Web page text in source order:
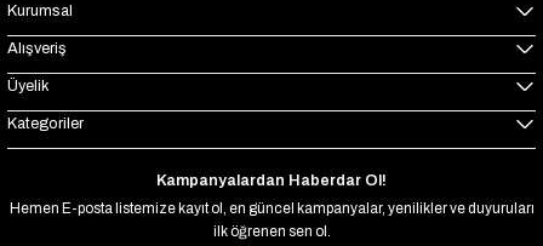
Kurumsal
Alışveriş
Üyelik
Kategoriler
Kampanyalardan Haberdar Ol!
Hemen E-posta listemize kayıt ol, en güncel kampanyalar, yenilikler ve duyuruları
ilk öğrenen sen ol.